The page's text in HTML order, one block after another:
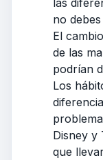
las
no
El
de las
podrían
Los
Disney y
que